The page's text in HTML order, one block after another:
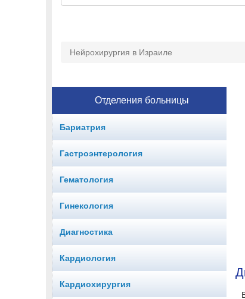
Нейрохирургия в Израиле
Отделения больницы
Бариатрия
Гастроэнтерология
Гематология
Гинекология
Диагностика
Кардиология
Кардиохирургия